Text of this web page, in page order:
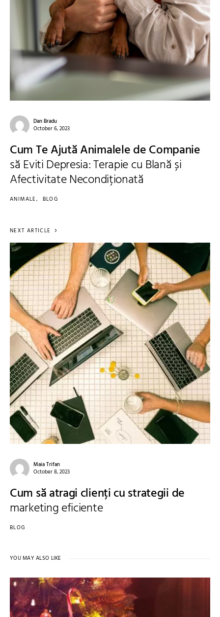
Dan Bradu
October 6, 2023
Cum Te Ajută Animalele de Companie
să Eviti Depresia: Terapie cu Blană și
Afectivitate Necondiționată
ANIMALE BLOG
NEXT ARTICLE
Maia Trifan
October 8, 2023
Cum să atragi clienți cu strategii de
marketing eficiente
BLOG
YOU MAY ALSO LIKE